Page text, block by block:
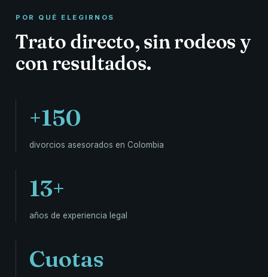
POR QUÉ ELEGIRNOS
Trato directo, sin rodeos y
con resultados.
+150
divorcios asesorados en Colombia
13+
años de experiencia legal
Cuotas